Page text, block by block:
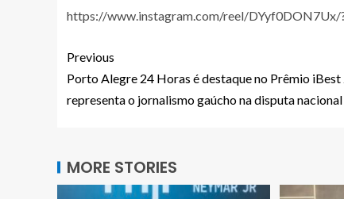
https://www.instagram.com/reel/DYyf0DON7Ux/
Previous
Porto Alegre 24 Horas é destaque no Prêmio iBest
representa o jornalismo gaúcho na disputa nacional
MORE STORIES